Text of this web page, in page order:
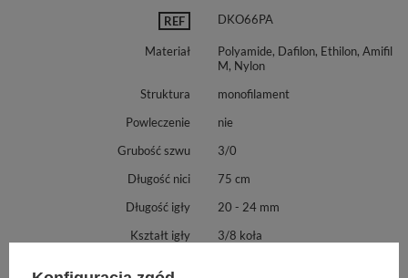
REF DKO66PA
Materiał
Polyamide, Dafilon, Ethilon, Amifil
M, Nylon
Struktura
monofilament
Powleczenie
nie
Grubość szwu
3/0
Długość nici
75 cm
Długość igły
20 - 24 mm
Kształt igły
3/8 koła